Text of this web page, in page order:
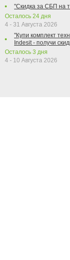
"Скидка за СБП на
Осталось 24 дня
4 - 31 Августа 2026
"Купи комплект
Indesit - получи
Осталось 3 дня
4 - 10 Августа 2026